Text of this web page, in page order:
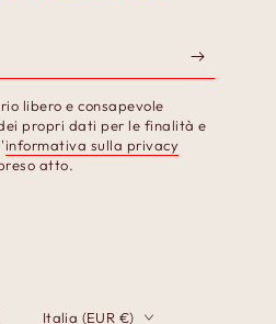
libero e consapevole
propri dati per le finalità e
informativa sulla privacy
atto.
Italia (EUR €)